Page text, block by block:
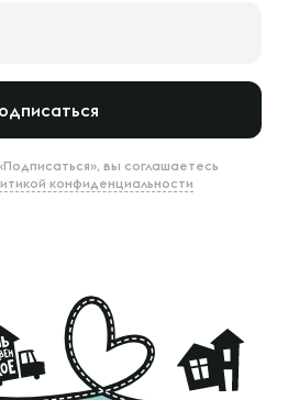
вы соглашаетесь
конфиденциальности